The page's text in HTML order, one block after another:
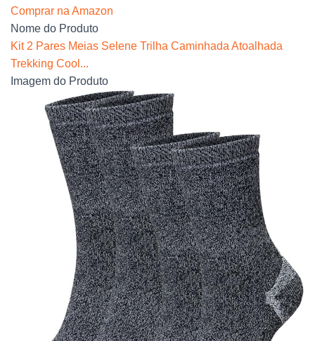
Comprar na Amazon
Nome do Produto
Kit 2 Pares Meias Selene Trilha Caminhada Atoalhada
Trekking Cool...
Imagem do Produto